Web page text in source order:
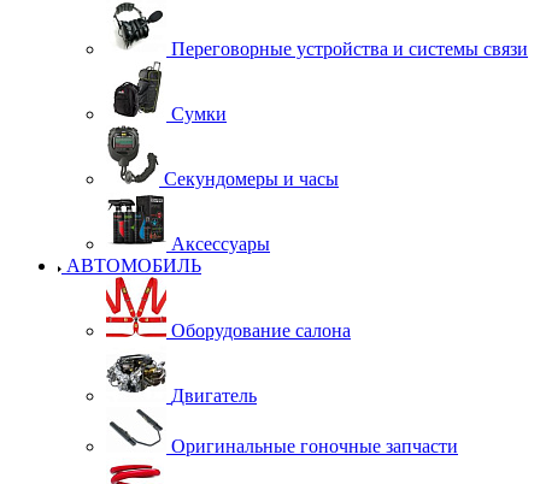
Переговорные устройства и системы связи
Сумки
Секундомеры и часы
Аксессуары
АВТОМОБИЛЬ
Оборудование салона
Двигатель
Оригинальные гоночные запчасти